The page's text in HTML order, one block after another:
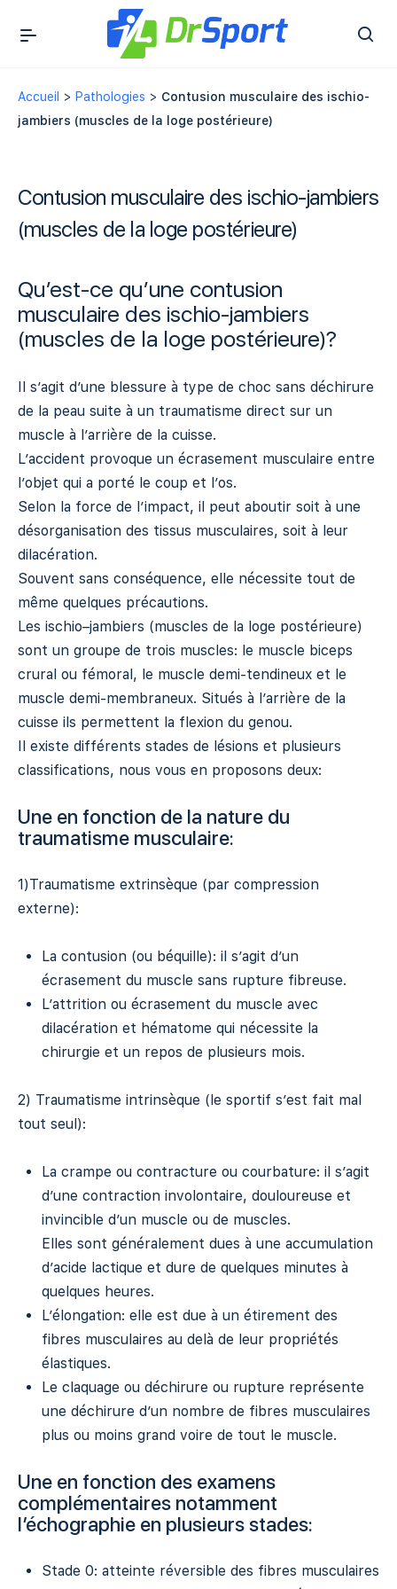
Accueil > Pathologies > Contusion musculaire des ischio-
jambiers (muscles de la loge postérieure)
Contusion musculaire des ischio-jambiers
(muscles de la loge postérieure)
Qu’est-ce qu’une contusion
musculaire des ischio-jambiers
(muscles de la loge postérieure)?
Il s’agit d’une blessure à type de choc sans déchirure
de la peau suite à un traumatisme direct sur un
muscle à l’arrière de la cuisse.
L’accident provoque un écrasement musculaire entre
l’objet qui a porté le coup et l’os.
Selon la force de l’impact, il peut aboutir soit à une
désorganisation des tissus musculaires, soit à leur
dilacération.
Souvent sans conséquence, elle nécessite tout de
même quelques précautions.
Les ischio–jambiers (muscles de la loge postérieure)
sont un groupe de trois muscles: le muscle biceps
crural ou fémoral, le muscle demi-tendineux et le
muscle demi-membraneux. Situés à l’arrière de la
cuisse ils permettent la flexion du genou.
Il existe différents stades de lésions et plusieurs
classifications, nous vous en proposons deux:
Une en fonction de la nature du
traumatisme musculaire:
1)Traumatisme extrinsèque (par compression
externe):
La contusion (ou béquille): il s’agit d’un
écrasement du muscle sans rupture fibreuse.
L’attrition ou écrasement du muscle avec
dilacération et hématome qui nécessite la
chirurgie et un repos de plusieurs mois.
2) Traumatisme intrinsèque (le sportif s’est fait mal
tout seul):
La crampe ou contracture ou courbature: il s’agit
d’une contraction involontaire, douloureuse et
invincible d’un muscle ou de muscles.
Elles sont généralement dues à une accumulation
d’acide lactique et dure de quelques minutes à
quelques heures.
L’élongation: elle est due à un étirement des
fibres musculaires au delà de leur propriétés
élastiques.
Le claquage ou déchirure ou rupture représente
une déchirure d’un nombre de fibres musculaires
plus ou moins grand voire de tout le muscle.
Une en fonction des examens
complémentaires notamment
l’échographie en plusieurs stades:
Stade 0: atteinte réversible des fibres musculaires